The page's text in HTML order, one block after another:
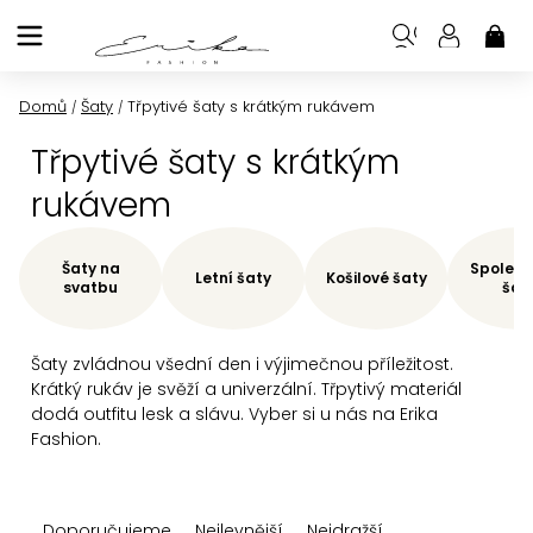
na
Domů / Šaty / Třpytivé šaty s krátkým rukávem
Třpytivé šaty s krátkým
rukávem
Šaty zvládnou všední den i výjimečnou příležitost.
Krátký rukáv je svěží a univerzální. Třpytivý materiál
dodá outfitu lesk a slávu. Vyber si u nás na Erika
Fashion.
Šaty na
svatbu
Letní šaty Košilové šaty